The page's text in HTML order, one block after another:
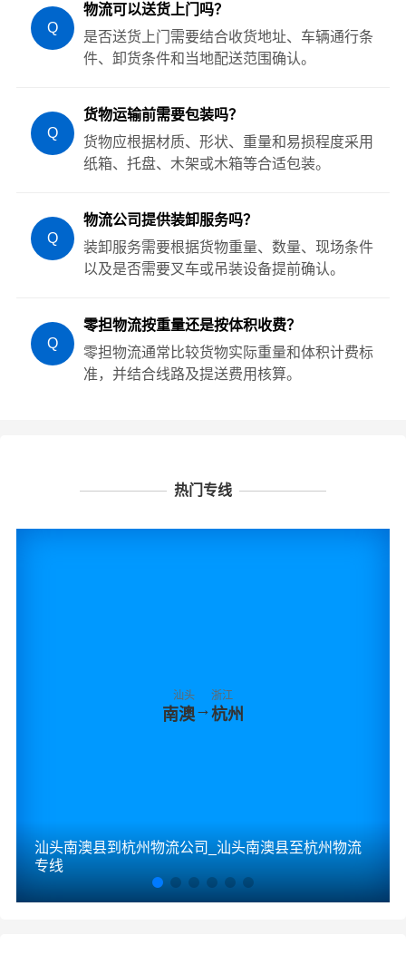
Q
物流可以送货上门吗？
是否送货上门需要结合收货地址、车辆通行条
件、卸货条件和当地配送范围确认。
Q
货物运输前需要包装吗？
货物应根据材质、形状、重量和易损程度采用
纸箱、托盘、木架或木箱等合适包装。
Q
物流公司提供装卸服务吗？
装卸服务需要根据货物重量、数量、现场条件
以及是否需要叉车或吊装设备提前确认。
Q
零担物流按重量还是按体积收费？
零担物流通常比较货物实际重量和体积计费标
准，并结合线路及提送费用核算。
热门专线
汕头
南澳→
浙江
杭州
汕头南澳县到杭州物流公司_汕头南澳县至杭州物流
专线